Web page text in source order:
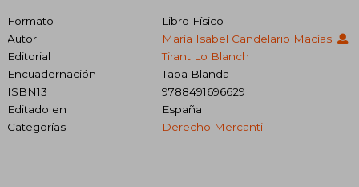
Formato
Libro Físico
Autor
María Isabel Candelario Macías
Editorial
Tirant Lo Blanch
Encuadernación
Tapa Blanda
ISBN13
9788491696629
Editado en
España
Categorías
Derecho Mercantil